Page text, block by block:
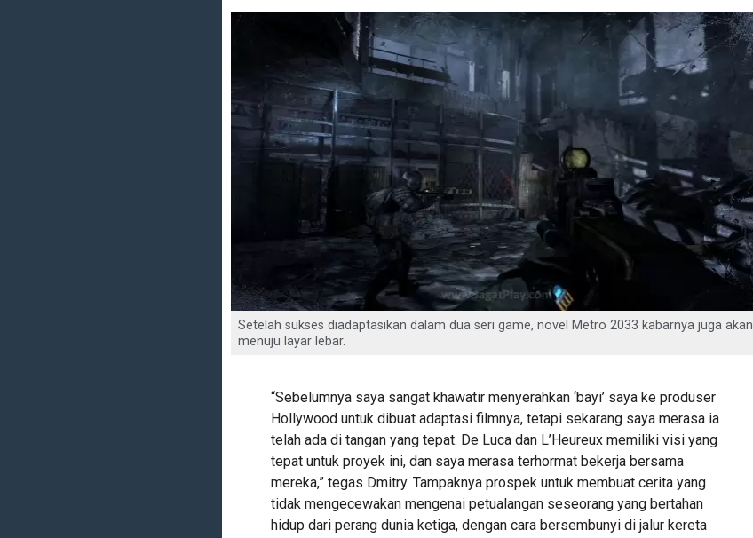
Setelah sukses diadaptasikan dalam dua seri game, novel Metro 2033 kabarnya juga akan
menuju layar lebar.
“Sebelumnya saya sangat khawatir menyerahkan ‘bayi’ saya ke produser
Hollywood untuk dibuat adaptasi filmnya, tetapi sekarang saya merasa ia
telah ada di tangan yang tepat. De Luca dan L’Heureux memiliki visi yang
tepat untuk proyek ini, dan saya merasa terhormat bekerja bersama
mereka,” tegas Dmitry. Tampaknya prospek untuk membuat cerita yang
tidak mengecewakan mengenai petualangan seseorang yang bertahan
hidup dari perang dunia ketiga, dengan cara bersembunyi di jalur kereta